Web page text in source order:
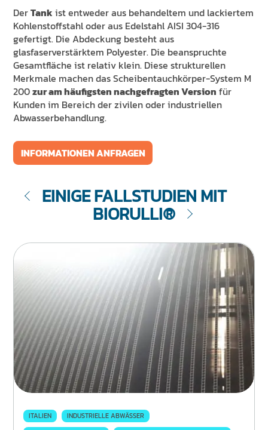
DerTank ist entweder aus behandeltem und lackiertem
Kohlenstoffstahl oder aus Edelstahl AISI 304-316
gefertigt. Die Abdeckung besteht aus
glasfaserverstärktem Polyester. Die beanspruchte
Gesamtfläche ist relativ klein. Diese strukturellen
Merkmale machen das Scheibentauchkörper-System M
200zur am häufigsten nachgefragten Version für
Kunden im Bereich der zivilen oder industriellen
Abwasserbehandlung.
INFORMATIONEN ANFRAGEN
EINIGE FALLSTUDIEN MIT
BIORULLI®
ITALIEN
INDUSTRIELLE ABWÄSSER